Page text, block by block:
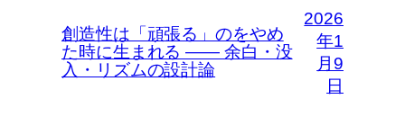
創造性は「頑張る」のをやめ
た時に生まれる —— 余白・没
入・リズムの設計論
2026
年1
月9
日